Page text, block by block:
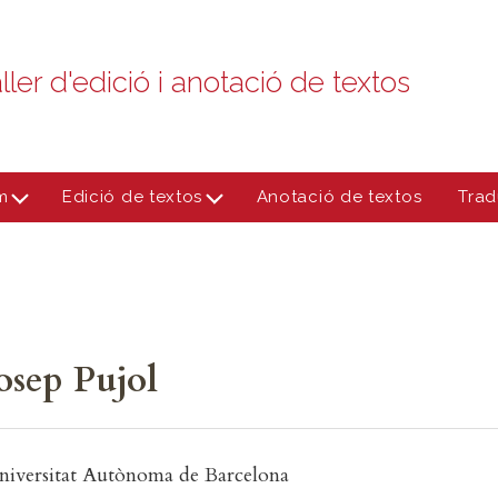
d'edició i anotació de textos
Edició de textos Anotació de textos
Pujol
Autònoma de Barcelona